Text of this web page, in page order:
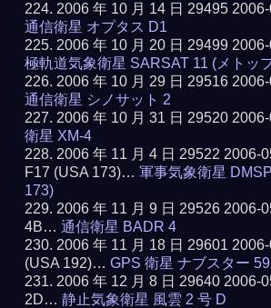
2006 年 10 月 14 日 29495
通信衛星 オプタス D1
2006 年 10 月 20 日 29499
極軌道気象衛星 SARSAT 11 (メトッ
2006 年 10 月 29 日 29516
通信衛星 シノサット 2
2006 年 10 月 31 日 29520
衛星 XM-4
2006 年 11 月 4 日 29522 2006-
F17 (USA 173)…軍事気象衛星
173)
2006 年 11 月 9 日 29526 2006-
4B…通信衛星 BADR 4
2006 年 11 月 18 日 29601
(USA 192)…GPS 衛星 ナブスター
2006 年 12 月 8 日 29640 2006-
2D…静止気象衛星 風雲 2 号 D